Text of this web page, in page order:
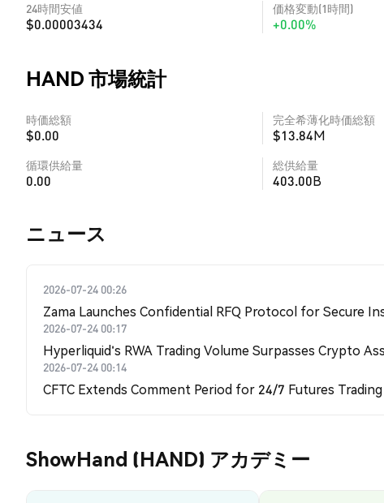
24時間安値
$0.00003434
価格変動(1時間)
+0.00%
HAND 市場統計
時価総額
$0.00
完全希薄化時価総額
$13.84M
循環供給量
0.00
総供給量
403.00B
​​ニュース​​
2026-07-24 00:26
Zama Launches Confidential RFQ Protocol for Secure
2026-07-24 00:17
Hyperliquid's RWA Trading Volume Surpasses Crypto
2026-07-24 00:14
CFTC Extends Comment Period for 24/7 Futures
ShowHand (HAND) アカデミー